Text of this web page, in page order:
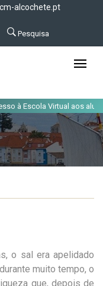
alcochete.pt
Pesquisa
à Escola Virtual aos alunos
o sal era apelidado
muito tempo, o
que, depois de